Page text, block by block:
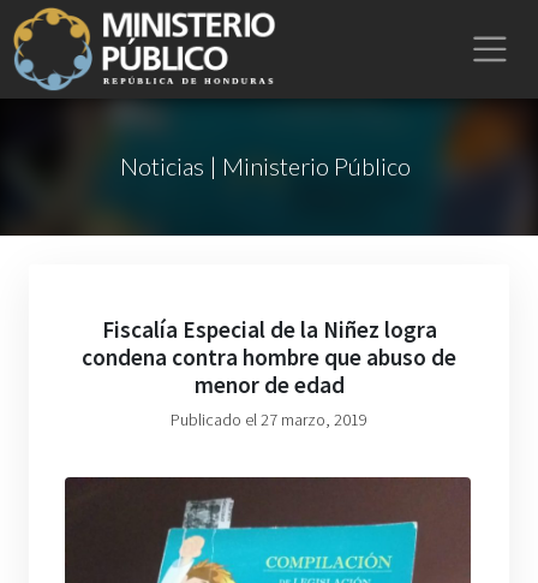
Noticias | Ministerio Público
Fiscalía Especial de la Niñez logra
condena contra hombre que abuso de
menor de edad
Publicado el 27 marzo, 2019